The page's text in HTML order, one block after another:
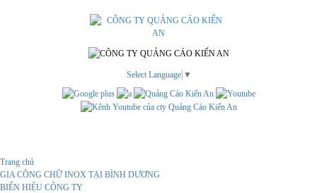
Select Language ▼
Trang chủ
GIA CÔNG CHỮ INOX TẠI BÌNH DƯƠNG
BIỂN HIỆU CÔNG TY